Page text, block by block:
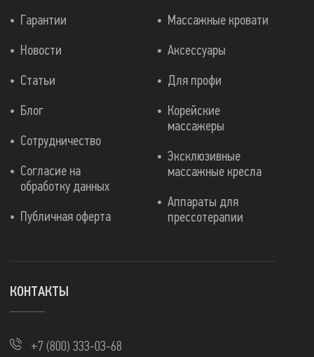
Массажные кровати
Аксессуары
Для профи
Корейские
массажеры
Эксклюзивные
массажные кресла
Аппараты для
прессотерапии
Гарантии
Новости
Статьи
Блог
Сотрудничество
Согласие на
обработку данных
Публичная оферта
КОНТАКТЫ
+7 (800) 333-03-68